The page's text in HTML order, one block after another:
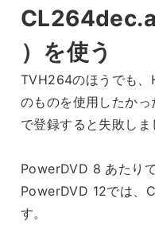
）を使う
TVH264のほうでも
のものを使用したか
で登録すると失敗しま
PowerDVD 8 あたり
PowerDVD 12では、
す。